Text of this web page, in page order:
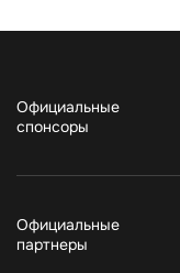
Официальные
спонсоры
Официальные
партнеры